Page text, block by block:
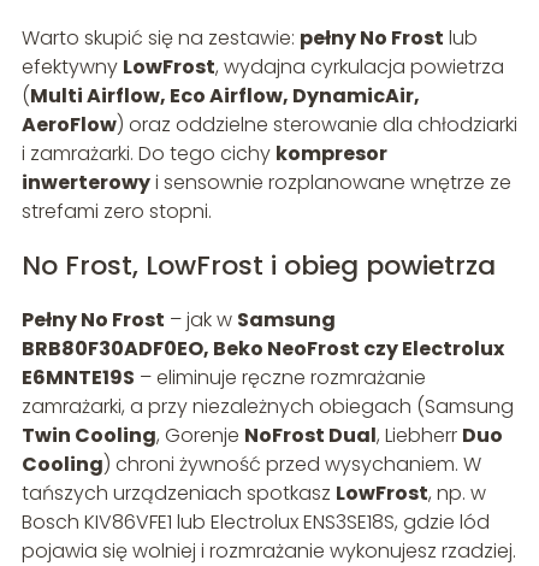
Warto skupić się na zestawie: pełny No Frost lub
efektywny LowFrost, wydajna cyrkulacja powietrza
(Multi Airflow, Eco Airflow, DynamicAir,
AeroFlow) oraz oddzielne sterowanie dla chłodziarki
i zamrażarki. Do tego cichy kompresor
inwerterowyi sensownie rozplanowane wnętrze ze
strefami zero stopni.
No Frost, LowFrost i obieg powietrza
Pełny No Frost – jak w Samsung
BRB80F30ADF0EO, Beko NeoFrost czy Electrolux
E6MNTE19S – eliminuje ręczne rozmrażanie
zamrażarki, a przy niezależnych obiegach (Samsung
Twin Cooling, Gorenje NoFrost Dual, Liebherr Duo
Cooling) chroni żywność przed wysychaniem. W
tańszych urządzeniach spotkasz LowFrost, np. w
Bosch KIV86VFE1 lub Electrolux ENS3SE18S, gdzie lód
pojawia się wolniej i rozmrażanie wykonujesz rzadziej.